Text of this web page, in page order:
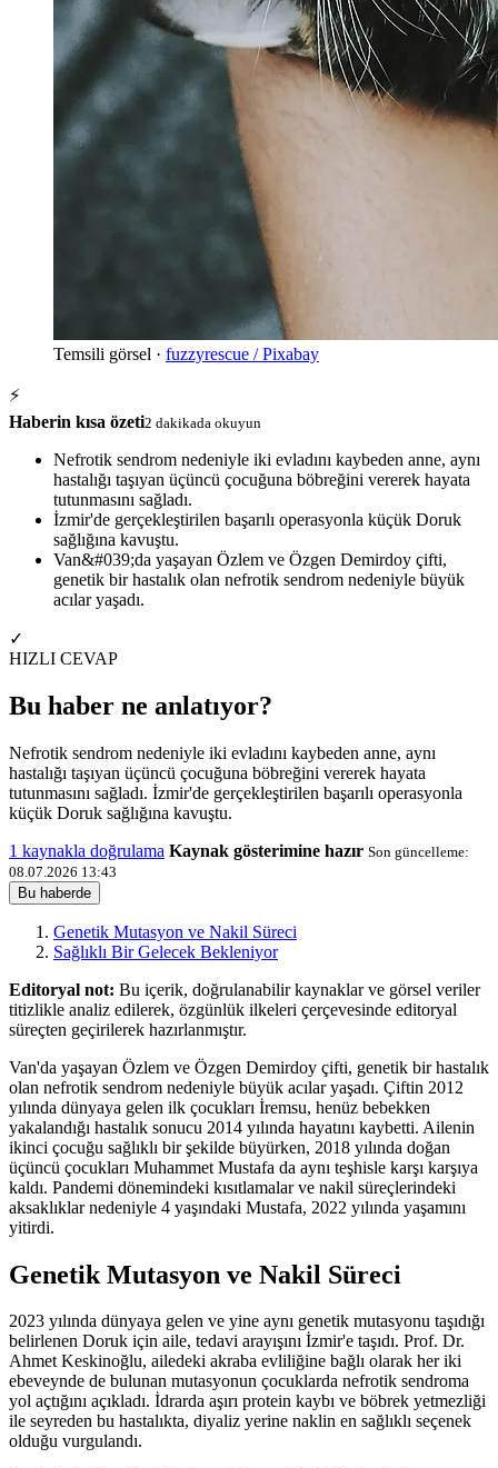
Temsili görsel · fuzzyrescue / Pixabay
⚡
Haberin kısa özeti2 dakikada okuyun
Nefrotik sendrom nedeniyle iki evladını kaybeden anne, aynı
hastalığı taşıyan üçüncü çocuğuna böbreğini vererek hayata
tutunmasını sağladı.
İzmir'de gerçekleştirilen başarılı operasyonla küçük Doruk
sağlığına kavuştu.
Van&#039;da yaşayan Özlem ve Özgen Demirdoy çifti,
genetik bir hastalık olan nefrotik sendrom nedeniyle büyük
acılar yaşadı.
✓
HIZLI CEVAP
Bu haber ne anlatıyor?
Nefrotik sendrom nedeniyle iki evladını kaybeden anne, aynı
hastalığı taşıyan üçüncü çocuğuna böbreğini vererek hayata
tutunmasını sağladı. İzmir'de gerçekleştirilen başarılı operasyonla
küçük Doruk sağlığına kavuştu.
1 kaynakla doğrulama Kaynak gösterimine hazır Son güncelleme:
08.07.2026 13:43
Bu haberde
Genetik Mutasyon ve Nakil Süreci
Sağlıklı Bir Gelecek Bekleniyor
Editoryal not: Bu içerik, doğrulanabilir kaynaklar ve görsel veriler
titizlikle analiz edilerek, özgünlük ilkeleri çerçevesinde editoryal
süreçten geçirilerek hazırlanmıştır.
Van'da yaşayan Özlem ve Özgen Demirdoy çifti, genetik bir hastalık
olan nefrotik sendrom nedeniyle büyük acılar yaşadı. Çiftin 2012
yılında dünyaya gelen ilk çocukları İremsu, henüz bebekken
yakalandığı hastalık sonucu 2014 yılında hayatını kaybetti. Ailenin
ikinci çocuğu sağlıklı bir şekilde büyürken, 2018 yılında doğan
üçüncü çocukları Muhammet Mustafa da aynı teşhisle karşı karşıya
kaldı. Pandemi dönemindeki kısıtlamalar ve nakil süreçlerindeki
aksaklıklar nedeniyle 4 yaşındaki Mustafa, 2022 yılında yaşamını
yitirdi.
Genetik Mutasyon ve Nakil Süreci
2023 yılında dünyaya gelen ve yine aynı genetik mutasyonu taşıdığı
belirlenen Doruk için aile, tedavi arayışını İzmir'e taşıdı. Prof. Dr.
Ahmet Keskinoğlu, ailedeki akraba evliliğine bağlı olarak her iki
ebeveynde de bulunan mutasyonun çocuklarda nefrotik sendroma
yol açtığını açıkladı. İdrarda aşırı protein kaybı ve böbrek yetmezliği
ile seyreden bu hastalıkta, diyaliz yerine naklin en sağlıklı seçenek
olduğu vurgulandı.